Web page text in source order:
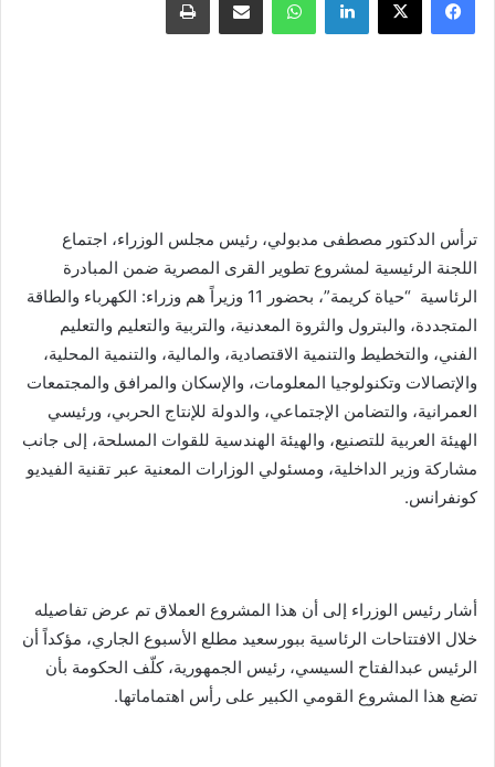
ترأس الدكتور مصطفى مدبولي، رئيس مجلس الوزراء، اجتماع
اللجنة الرئيسية لمشروع تطوير القرى المصرية ضمن المبادرة
الرئاسية “حياة كريمة”، بحضور 11 وزيراً هم وزراء: الكهرباء والطاقة
المتجددة، والبترول والثروة المعدنية، والتربية والتعليم والتعليم
الفني، والتخطيط والتنمية الاقتصادية، والمالية، والتنمية المحلية،
والإتصالات وتكنولوجيا المعلومات، والإسكان والمرافق والمجتمعات
العمرانية، والتضامن الإجتماعي، والدولة للإنتاج الحربي، ورئيسي
الهيئة العربية للتصنيع، والهيئة الهندسية للقوات المسلحة، إلى جانب
مشاركة وزير الداخلية، ومسئولي الوزارات المعنية عبر تقنية الفيديو
كونفرانس.
أشار رئيس الوزراء إلى أن هذا المشروع العملاق تم عرض تفاصيله
خلال الافتتاحات الرئاسية ببورسعيد مطلع الأسبوع الجاري، مؤكداً أن
الرئيس عبدالفتاح السيسي، رئيس الجمهورية، كلّف الحكومة بأن
تضع هذا المشروع القومي الكبير على رأس اهتماماتها.